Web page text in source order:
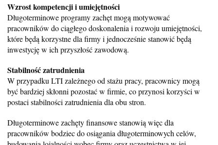
Wzrost kompetencji i umiejętności
Długoterminowe programy zachęt mogą motywować
pracowników do ciągłego doskonalenia i rozwoju umiejętności,
które będą korzystne dla firmy i jednocześnie stanowić będą
inwestycję w ich przyszłość zawodową.
Stabilność zatrudnienia
W przypadku LTI zależnego od stażu pracy, pracownicy mogą
być bardziej skłonni pozostać w firmie, co przynosi korzyści w
postaci stabilności zatrudnienia dla obu stron.
Długoterminowe zachęty finansowe stanowią więc dla
pracowników bodziec do osiągania długoterminowych celów,